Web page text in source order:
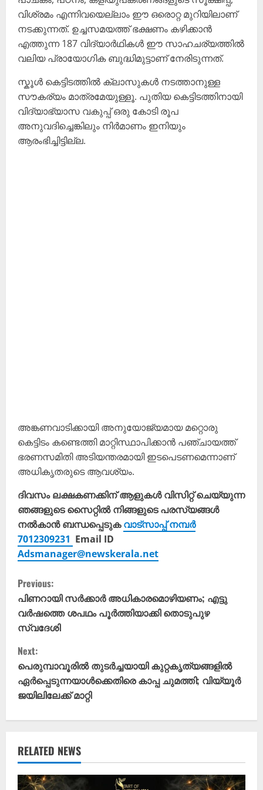
വിശ്രമം എന്നിവയെല്ലാം ഈ ഒരൊറ്റ മുറിയിലാണ്
നടക്കുന്നത്. ഉച്ചസമയത്ത് ഭക്ഷണം കഴിക്കാൻ
എത്തുന്ന 187 വിദ്യാർഥികൾ ഈ സാഹചര്യത്തിൽ
വലിയ പ്രായോഗിക ബുദ്ധിമുട്ടാണ് നേരിടുന്നത്.
സ്കൂൾ കെട്ടിടത്തിൽ ക്ലാസുകൾ നടത്താനുള്ള
സൗകര്യം മാത്രമേയുള്ളൂ. പുതിയ കെട്ടിടത്തിനായി
വിദ്യാഭ്യാസ വകുപ്പ് ഒരു കോടി രൂപ
അനുവദിച്ചെങ്കിലും നിർമാണം ഇനിയും
ആരംഭിച്ചിട്ടില്ല.
അങ്കണവാടിക്കായി അനുയോജ്യമായ മറ്റൊരു
കെട്ടിടം കണ്ടെത്തി മാറ്റിസ്ഥാപിക്കാൻ പഞ്ചായത്ത്
ഭരണസമിതി അടിയന്തരമായി ഇടപെടണമെന്നാണ്
അധികൃതരുടെ ആവശ്യം.
ദിവസം ലക്ഷകണക്കിന് ആളുകൾ വിസിറ്റ് ചെയ്യുന്ന
ഞങ്ങളുടെ സൈറ്റിൽ നിങ്ങളുടെ പരസ്യങ്ങൾ
നൽകാൻ ബന്ധപ്പെടുകവാട്സാപ്പ് നമ്പർ
7012309231 Email ID
Adsmanager@newskerala.net
C
o
n
t
i
n
u
e
R
Previous:
പിണറായി സർക്കാർ അധികാരമൊഴിയണം; എട്ടു
വർഷത്തെ ശപഥം പൂർത്തിയാക്കി തൊടുപുഴ
സ്വദേശി
Next:
പെരുമ്പാവൂരിൽ തുടർച്ചയായി കുറ്റകൃത്യങ്ങളിൽ
ഏർപ്പെടുന്നയാൾക്കെതിരെ കാപ്പ ചുമത്തി; വിയ്യൂർ
ജയിലിലേക്ക് മാറ്റി
RELATED NEWS